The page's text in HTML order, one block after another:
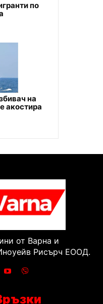
по
на
акостира
от Варна и
Рисърч ЕООД.